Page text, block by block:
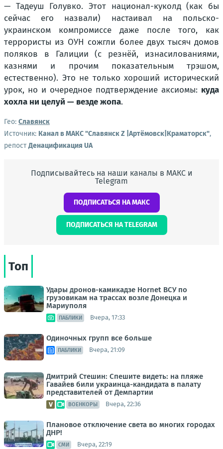
— Тадеуш Голувко. Этот национал-куколд(как бы
сейчас его назвали) настаивал на польско-
украинском компромиссе даже после того, как
террористы из ОУН сожгли более двух тысяч домов
поляков в Галиции(с резнёй, изнасилованиями,
казнями и прочим показательным трэшом,
естественно). Это не только хороший исторический
урок, но и очередное подтверждение аксиомы: куда
хохла ни целуй — везде жопа.
Гео: Славянск
Источник: Канал в МАКС "Славянск Z |Артёмовск|Краматорск",
репостДенацификация UA
Подписывайтесь на наши каналы в МАКС и
Telegram
ПОДПИСАТЬСЯ НА МАКС
ПОДПИСАТЬСЯ НА TELEGRAM
Топ
Удары дронов-камикадзе Hornet ВСУ по
грузовикам на трассах возле Донецка и
Мариуполя
ПАБЛИКИ Вчера, 17:33
Одиночных групп все больше
ПАБЛИКИ Вчера, 21:09
Дмитрий Стешин: Спешите видеть: на пляже
Гавайев били украинца-кандидата в палату
представителей от Демпартии
ВОЕНКОРЫ Вчера, 22:36
Плановое отключение света во многих городах
ДНР!
СМИ Вчера, 22:19